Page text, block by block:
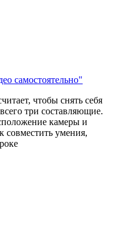
самостоятельно"
чтобы снять себя
три составляющие.
камеры и
совместить умения,